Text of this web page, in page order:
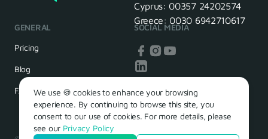
seeing you tomorrow
Cyprus: 00357 24202574
Greece: 0030 6942710617
GENERAL
Pricing
Blog
FAQ
SOCIAL MEDIA
We use 🍪 cookies to enhance your browsing
experience. By continuing to browse this site, you
consent to our use of cookies. For more details, please
see our Privacy Policy